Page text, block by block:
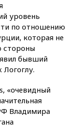
уровень
по отношению
которая не
стороны
бывший
«очевидный
Владимира